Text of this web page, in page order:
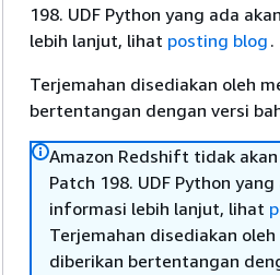
198. UDF Python yang ada
lebih lanjut, lihat posting blog .
Terjemahan disediakan oleh
bertentangan dengan versi
Amazon Redshift tidak
Patch 198. UDF Python
informasi lebih lanjut, lihat
Terjemahan disediakan
diberikan bertentangan